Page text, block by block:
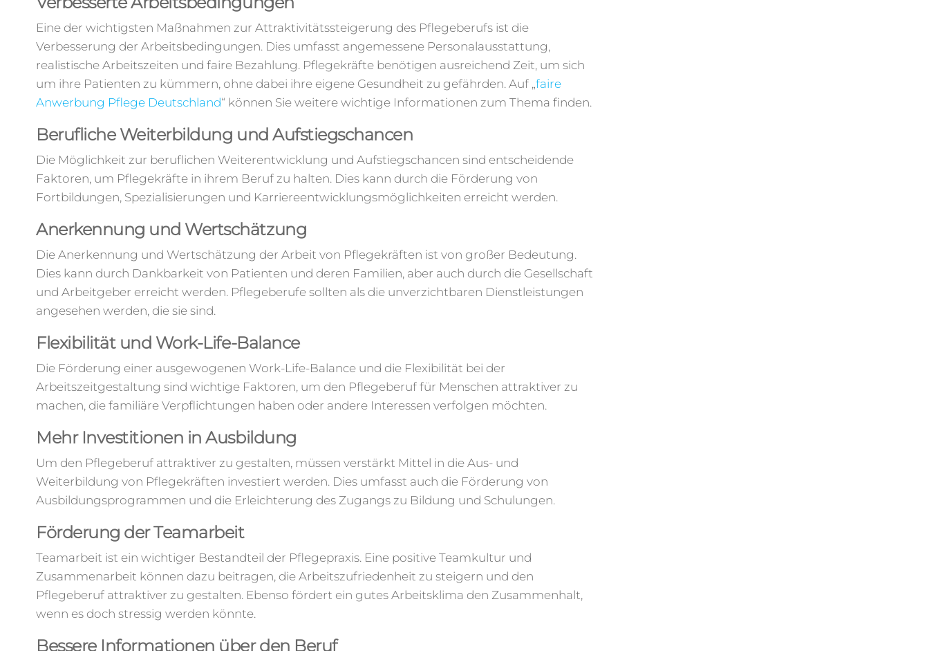
Eine der wichtigsten Maßnahmen zur Attraktivitätssteigerung des Pflegeberufs ist die
Verbesserung der Arbeitsbedingungen. Dies umfasst angemessene Personalausstattung,
realistische Arbeitszeiten und faire Bezahlung. Pflegekräfte benötigen ausreichend Zeit, um sich
um ihre Patienten zu kümmern, ohne dabei ihre eigene Gesundheit zu gefährden. Auf „faire
Anwerbung Pflege Deutschland“ können Sie weitere wichtige Informationen zum Thema finden.
Berufliche Weiterbildung und Aufstiegschancen
Die Möglichkeit zur beruflichen Weiterentwicklung und Aufstiegschancen sind entscheidende
Faktoren, um Pflegekräfte in ihrem Beruf zu halten. Dies kann durch die Förderung von
Fortbildungen, Spezialisierungen und Karriereentwicklungsmöglichkeiten erreicht werden.
Anerkennung und Wertschätzung
Die Anerkennung und Wertschätzung der Arbeit von Pflegekräften ist von großer Bedeutung.
Dies kann durch Dankbarkeit von Patienten und deren Familien, aber auch durch die Gesellschaft
und Arbeitgeber erreicht werden. Pflegeberufe sollten als die unverzichtbaren Dienstleistungen
angesehen werden, die sie sind.
Flexibilität und Work-Life-Balance
Die Förderung einer ausgewogenen Work-Life-Balance und die Flexibilität bei der
Arbeitszeitgestaltung sind wichtige Faktoren, um den Pflegeberuf für Menschen attraktiver zu
machen, die familiäre Verpflichtungen haben oder andere Interessen verfolgen möchten.
Mehr Investitionen in Ausbildung
Um den Pflegeberuf attraktiver zu gestalten, müssen verstärkt Mittel in die Aus- und
Weiterbildung von Pflegekräften investiert werden. Dies umfasst auch die Förderung von
Ausbildungsprogrammen und die Erleichterung des Zugangs zu Bildung und Schulungen.
Förderung der Teamarbeit
Teamarbeit ist ein wichtiger Bestandteil der Pflegepraxis. Eine positive Teamkultur und
Zusammenarbeit können dazu beitragen, die Arbeitszufriedenheit zu steigern und den
Pflegeberuf attraktiver zu gestalten. Ebenso fördert ein gutes Arbeitsklima den Zusammenhalt,
wenn es doch stressig werden könnte.
Bessere Informationen über den Beruf